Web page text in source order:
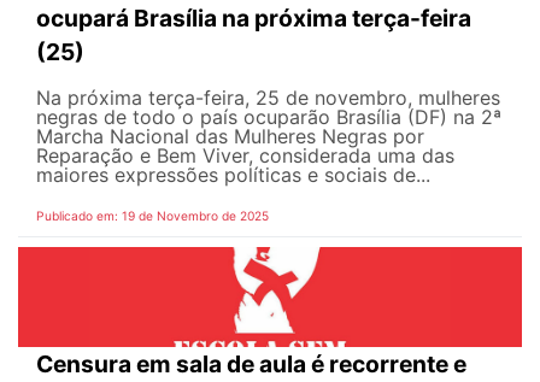
ocupará Brasília na próxima terça-feira
(25)
Na próxima terça-feira, 25 de novembro, mulheres
negras de todo o país ocuparão Brasília (DF) na 2ª
Marcha Nacional das Mulheres Negras por
Reparação e Bem Viver, considerada uma das
maiores expressões políticas e sociais de...
Publicado em: 19 de Novembro de 2025
Censura em sala de aula é recorrente e